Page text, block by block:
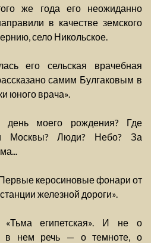
же года его неожиданно
в качестве земского
село Никольское.
его сельская врачебная
самим Булгаковым в
юного врача».
моего рождения? Где
Москвы? Люди? Небо? За
керосиновые фонари от
железной дороги».
«Тьма египетская». И не о
в нем речь — о темноте, о